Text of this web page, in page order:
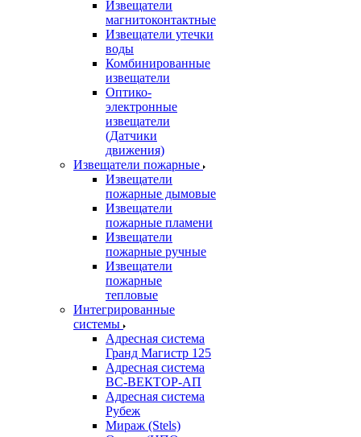
Извещатели
магнитоконтактные
Извещатели утечки
воды
Комбинированные
извещатели
Оптико-
электронные
извещатели
(Датчики
движения)
Извещатели пожарные
Извещатели
пожарные дымовые
Извещатели
пожарные пламени
Извещатели
пожарные ручные
Извещатели
пожарные
тепловые
Интегрированные
системы
Адресная система
Гранд Магистр 125
Адресная система
ВС-ВЕКТОР-АП
Адресная система
Рубеж
Мираж (Stels)